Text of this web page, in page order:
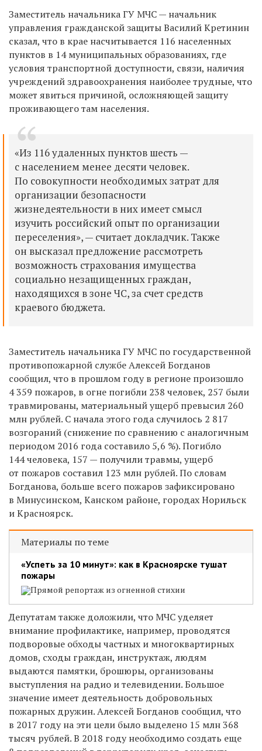
Заместитель начальника ГУ МЧС — начальник
управления гражданской защиты Василий Кретинин
сказал, что в крае насчитывается 116 населенных
пунктов в 14 муниципальных образованиях, где
условия транспортной доступности, связи, наличия
учреждений здравоохранения наиболее трудные, что
может явиться причиной, осложняющей защиту
проживающего там населения.
«Из 116 удаленных пунктов шесть —
с населением менее десяти человек.
По совокупности необходимых затрат для
организации безопасности
жизнедеятельности в них имеет смысл
изучить российский опыт по организации
переселения», — считает докладчик. Также
он высказал предложение рассмотреть
возможность страхования имущества
социально незащищенных граждан,
находящихся в зоне ЧС, за счет средств
краевого бюджета.
Заместитель начальника ГУ МЧС по государственной
противопожарной службе Алексей Богданов
сообщил, что в прошлом году в регионе произошло
4 359 пожаров, в огне погибли 238 человек, 257 были
травмированы, материальный ущерб превысил 260
млн рублей. С начала этого года случилось 2 817
возгораний (снижение по сравнению с аналогичным
периодом 2016 года составило 5,6 %). Погибло
144 человека, 157 — получили травмы, ущерб
от пожаров составил 123 млн рублей. По словам
Богданова, больше всего пожаров зафиксировано
в Минусинском, Канском районе, городах Норильск
и Красноярск.
Материалы по теме
«Успеть за 10 минут»: как в Красноярске тушат
пожары
Прямой репортаж из огненной стихии
Депутатам также доложили, чтоМЧС уделяет
внимание профилактике, например, проводятся
подворовые обходы частных и многоквартирных
домов, сходы граждан, инструктаж, людям
выдаются памятки, брошюры, организованы
выступления на радио и телевидении. Большое
значение имеет деятельность добровольных
пожарных дружин. Алексей Богданов сообщил, что
в 2017 году на эти цели было выделено 15 млн 368
тысяч рублей. В 2018 году необходимо создать еще